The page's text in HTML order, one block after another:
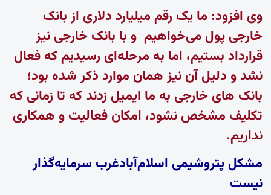
وی افزود: ما یک رقم میلیارد دلاری از بانک
خارجی پول می‌خواهیم و با بانک خارجی نیز
قرارداد بستیم، اما به مرحله‌ای رسیدیم که فعال
نشد و دلیل آن نیز همان موارد ذکر شده بود؛
بانک های خارجی به ما ایمیل زدند که تا زمانی که
تکلیف مشخص نشود، امکان فعالیت و همکاری
نداریم.
مشکل پتروشیمی اسلام‌آبادغرب سرمایه‌گذار
نیست